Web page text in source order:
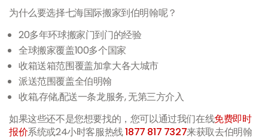
为什么要选择七海国际搬家到伯明翰呢？
20多年环球搬家门到门的经验
全球搬家覆盖100多个国家
收箱送箱范围覆盖加拿大各大城市
派送范围覆盖全伯明翰
收箱,存储,配送一条龙服务, 无第三方介入
如果这些还不是您想要找的，您可以通过我们在线免费即时
报价系统或24小时客服热线1877 817 7327来获取去伯明翰